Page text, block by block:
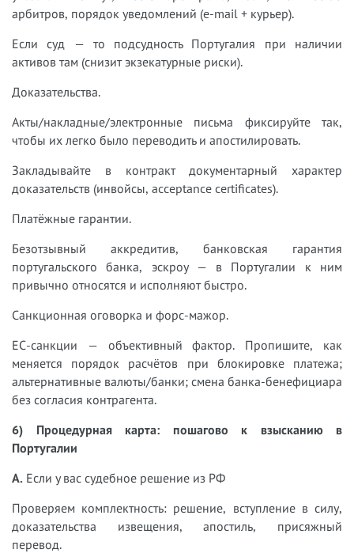
арбитров, порядок уведомлений (e-mail + курьер).
Если суд — то подсудность Португалия при наличии
активов там (снизит экзекатурные риски).
Доказательства.
Акты/накладные/электронные письма фиксируйте так,
чтобы их легко было переводить и апостилировать.
Закладывайте в контракт документарный характер
доказательств (инвойсы, acceptance certificates).
Платёжные гарантии.
Безотзывный аккредитив, банковская гарантия
португальского банка, эскроу — в Португалии к ним
привычно относятся и исполняют быстро.
Санкционная оговорка и форс-мажор.
ЕС-санкции — объективный фактор. Пропишите, как
меняется порядок расчётов при блокировке платежа;
альтернативные валюты/банки; смена банка-бенефициара
без согласия контрагента.
6) Процедурная карта: пошагово к взысканию в
Португалии
А. Если у вас судебное решение из РФ
Проверяем комплектность: решение, вступление в силу,
доказательства извещения, апостиль, присяжный
перевод.